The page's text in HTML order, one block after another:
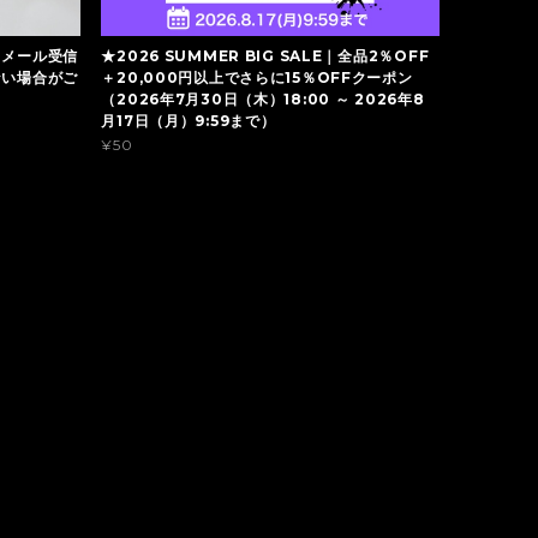
ール受信
場合がご
★2026 SUMMER BIG SALE｜全品2％OFF
＋20,000円以上でさらに15％OFFクーポン
（2026年7月30日（木）18:00 ～ 2026年8
月17日（月）9:59まで）
¥50